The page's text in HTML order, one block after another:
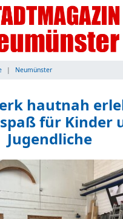
Neumünster
hautnah
für Kinder
Jugendliche